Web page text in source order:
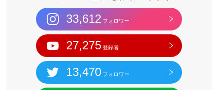
33,612 フォロワー
27,275 登録者
13,470 フォロワー